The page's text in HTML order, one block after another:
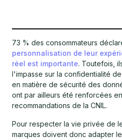
73 % des consommateurs
personnalisation de leur
réel est importante. Toutefois,
l'impasse sur la confidentialité
en matière de sécurité des
ont par ailleurs été renforcées
recommandations de la CNIL.
Pour respecter la vie privée de
marques doivent donc adapter